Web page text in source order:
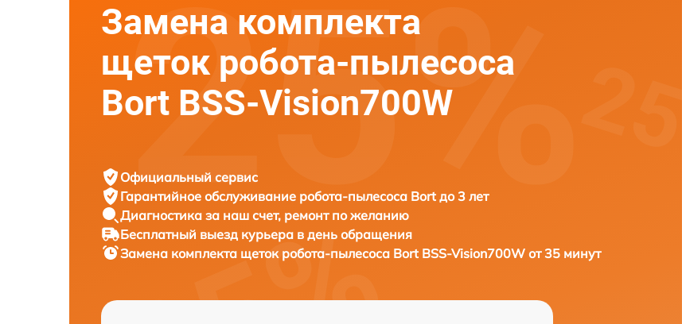
Замена комплекта
щеток робота-пылесоса
Bort BSS-Vision700W
Официальный сервис
Гарантийное обслуживание робота-пылесоса Bort до 3 лет
Диагностика за наш счет, ремонт по желанию
Бесплатный выезд курьера в день обращения
Замена комплекта щеток робота-пылесоса Bort BSS-Vision700W от 35 минут